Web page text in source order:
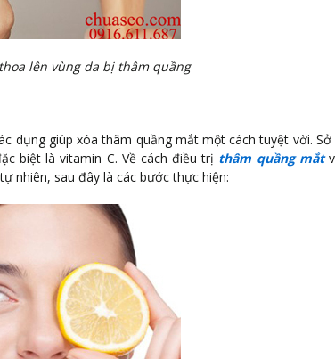
lên vùng da bị thâm quầng
dụng giúp xóa thâm quầng mắt một cách tuyệt vời. Sở
biệt là vitamin C. Về cách điều trị thâm quầng mắt
nhiên, sau đây là các bước thực hiện: